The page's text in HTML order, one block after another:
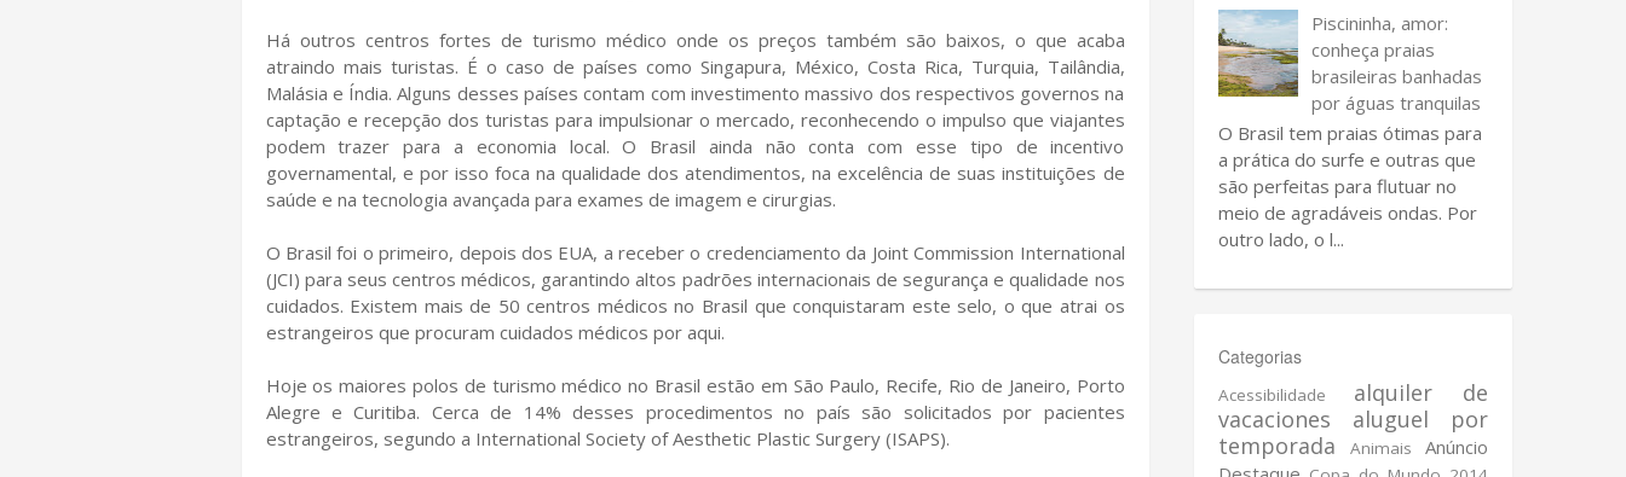
Há outros centros fortes de turismo médico onde os preços também são baixos, o que acaba
atraindo mais turistas. É o caso de países como Singapura, México, Costa Rica, Turquia, Tailândia,
Malásia e Índia. Alguns desses países contam com investimento massivo dos respectivos governos na
captação e recepção dos turistas para impulsionar o mercado, reconhecendo o impulso que viajantes
podem trazer para a economia local. O Brasil ainda não conta com esse tipo de incentivo
governamental, e por isso foca na qualidade dos atendimentos, na excelência de suas instituições de
saúde e na tecnologia avançada para exames de imagem e cirurgias.
O Brasil foi o primeiro, depois dos EUA, a receber o credenciamento da Joint Commission International
(JCI) para seus centros médicos, garantindo altos padrões internacionais de segurança e qualidade nos
cuidados. Existem mais de 50 centros médicos no Brasil que conquistaram este selo, o que atrai os
estrangeiros que procuram cuidados médicos por aqui.
Hoje os maiores polos de turismo médico no Brasil estão em São Paulo, Recife, Rio de Janeiro, Porto
Alegre e Curitiba. Cerca de 14% desses procedimentos no país são solicitados por pacientes
estrangeiros, segundo a International Society of Aesthetic Plastic Surgery (ISAPS).
Piscininha, amor:
conheça praias
brasileiras banhadas
por águas tranquilas
O Brasil tem praias ótimas para
a prática do surfe e outras que
são perfeitas para flutuar no
meio de agradáveis ondas. Por
outro lado, o l...
Categorias
Acessibilidade
alquiler de
vacaciones
aluguel por
temporada
Animais
Anúncio